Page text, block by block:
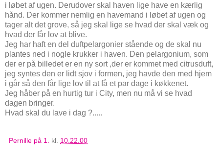
i løbet af ugen. Derudover skal haven lige have en kærlig
hånd. Der kommer nemlig en havemand i løbet af ugen og
tager alt det grove, så jeg skal lige se hvad der skal væk og
hvad der får lov at blive.
Jeg har haft en del duftpelargonier stående og de skal nu
plantes ned i nogle krukker i haven. Den pelargonium, som
der er på billedet er en ny sort ,der er kommet med citrusduft,
jeg syntes den er lidt sjov i formen, jeg havde den med hjem
i går så den får lige lov til at få et par dage i køkkenet.
Jeg håber på en hurtig tur i City, men nu må vi se hvad
dagen bringer.
Hvad skal du lave i dag ?.....
Pernille på 1. kl. 10.22.00